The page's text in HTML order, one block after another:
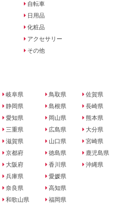
自転車
日用品
化粧品
アクセサリー
その他
岐阜県
静岡県
愛知県
三重県
滋賀県
京都府
大阪府
兵庫県
奈良県
和歌山県
鳥取県
島根県
岡山県
広島県
山口県
徳島県
香川県
愛媛県
高知県
福岡県
佐賀県
長崎県
熊本県
大分県
宮崎県
鹿児島県
沖縄県